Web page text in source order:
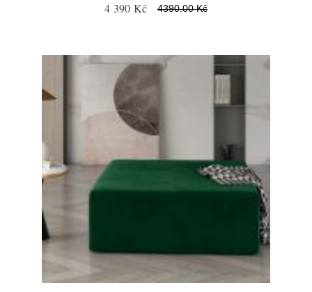
4 390 Kč 4390.00 Kč